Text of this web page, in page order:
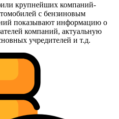
крупнейших компаний-
с бензиновым
показывают информацию о
компаний, актуальную
учредителей и т.д.